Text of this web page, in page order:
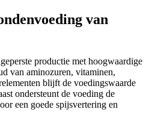
van
productie met hoogwaardige
van aminozuren, vitaminen,
blijft de voedingswaarde
ondersteunt de voeding de
een goede spijsvertering en